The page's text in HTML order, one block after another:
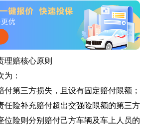
理赔核心原则
为：
付第三方损失，且设有固定赔付限额；
任险补充赔付超出交强险限额的第三方
位险则分别赔付己方车辆及车上人员的